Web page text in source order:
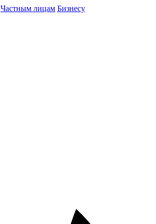
Частным лицам Бизнесу